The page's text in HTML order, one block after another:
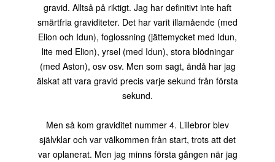
gravid. Alltså på riktigt. Jag har definitivt inte haft
smärtfria graviditeter. Det har varit illamående (med
Elion och Idun), foglossning (jättemycket med Idun,
lite med Elion), yrsel (med Idun), stora blödningar
(med Aston), osv osv. Men som sagt, ändå har jag
älskat att vara gravid precis varje sekund från första
sekund.
Men så kom graviditet nummer 4. Lillebror blev
självklar och var välkommen från start, trots att det
var oplanerat. Men jag minns första gången när jag